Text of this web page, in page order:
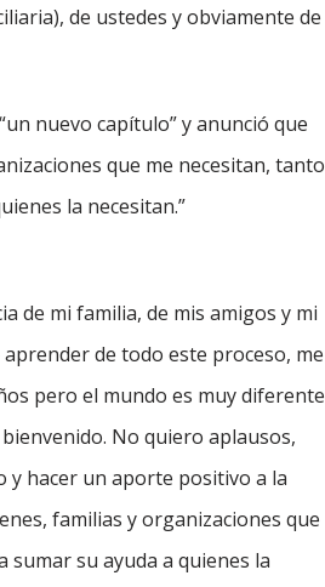
de ustedes y obviamente de
nuevo capítulo” y anunció que
que me necesitan, tanto
la necesitan.”
de mi familia, de mis amigos y mi
de todo este proceso, me
pero el mundo es muy diferente
No quiero aplausos,
hacer un aporte positivo a la
familias y organizaciones que
sumar su ayuda a quienes la